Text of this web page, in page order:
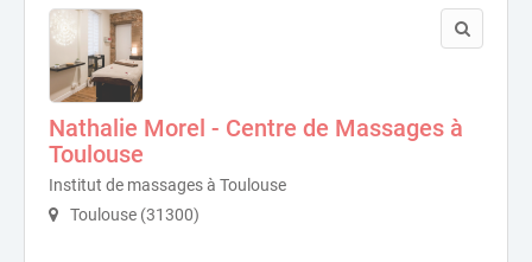
Nathalie Morel - Centre de Massages à
Toulouse
Institut de massages à Toulouse
Toulouse (31300)